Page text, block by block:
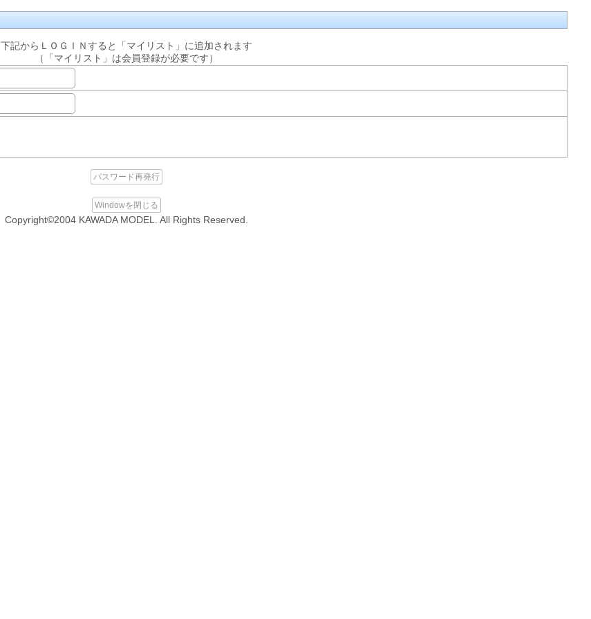
下記からＬＯＧＩＮすると「マイリスト」に追加されます
（「マイリスト」は会員登録が必要です）
パスワード再発行
Windowを閉じる
Copyright©2004 KAWADA MODEL. All Rights Reserved.